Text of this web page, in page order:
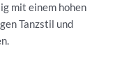
mit einem hohen
Tanzstil und